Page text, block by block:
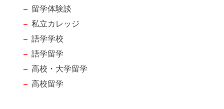
留学体験談
私立カレッジ
語学学校
語学留学
高校・大学留学
高校留学